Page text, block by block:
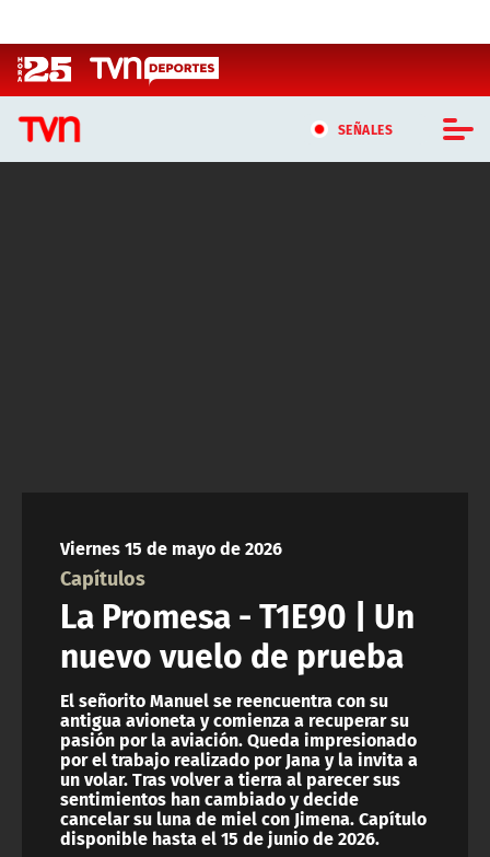
SEÑALES
ACTUALIDAD Y TENDENCIAS
CORPORATIVO Y TRANSPARENCIA
CANAL DE DENUNCIAS
ÁREA DE PROYECTOS
Viernes 15 de mayo de 2026
Capítulos
La Promesa - T1E90 | Un
nuevo vuelo de prueba
El señorito Manuel se reencuentra con su
antigua avioneta y comienza a recuperar su
pasión por la aviación. Queda impresionado
por el trabajo realizado por Jana y la invita a
un volar. Tras volver a tierra al parecer sus
sentimientos han cambiado y decide
cancelar su luna de miel con Jimena. Capítulo
disponible hasta el 15 de junio de 2026.